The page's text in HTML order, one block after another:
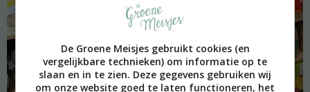
De Groene Meisjes gebruikt cookies (en
vergelijkbare technieken) om informatie op te
slaan en in te zien. Deze gegevens gebruiken wij
om onze website goed te laten functioneren, het